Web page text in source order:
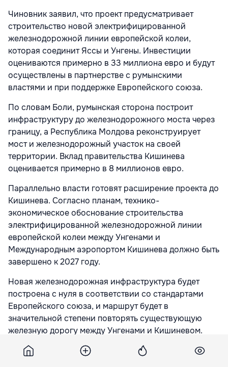
Чиновник заявил, что проект предусматривает
строительство новой электрифицированной
железнодорожной линии европейской колеи,
которая соединит Яссы и Унгены. Инвестиции
оцениваются примерно в 33 миллиона евро и будут
осуществлены в партнерстве с румынскими
властями и при поддержке Европейского союза.
По словам Боли, румынская сторона построит
инфраструктуру до железнодорожного моста через
границу, а Республика Молдова реконструирует
мост и железнодорожный участок на своей
территории. Вклад правительства Кишинева
оценивается примерно в 8 миллионов евро.
Параллельно власти готовят расширение проекта до
Кишинева. Согласно планам, технико-
экономическое обоснование строительства
электрифицированной железнодорожной линии
европейской колеи между Унгенами и
Международным аэропортом Кишинева должно быть
завершено к 2027 году.
Новая железнодорожная инфраструктура будет
построена с нуля в соответствии со стандартами
Европейского союза, и маршрут будет в
значительной степени повторять существующую
железную дорогу между Унгенами и Кишиневом.
«Проектирование первого участка начнётся в 2026
году, а строительство, скорее всего, начнётся в